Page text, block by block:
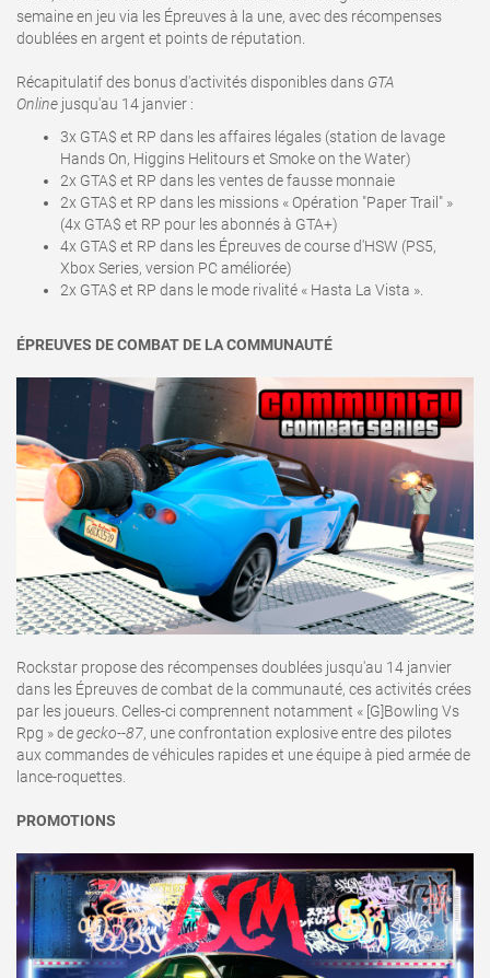
semaine en jeu via les Épreuves à la une, avec des récompenses
doublées en argent et points de réputation.
Récapitulatif des bonus d'activités disponibles dans GTA
Online jusqu'au 14 janvier :
3x GTA$ et RP dans les affaires légales (station de lavage
Hands On, Higgins Helitours et Smoke on the Water)
2x GTA$ et RP dans les ventes de fausse monnaie
2x GTA$ et RP dans les missions « Opération "Paper Trail" »
(4x GTA$ et RP pour les abonnés à GTA+)
4x GTA$ et RP dans les Épreuves de course d'HSW (PS5,
Xbox Series, version PC améliorée)
2x GTA$ et RP dans le mode rivalité « Hasta La Vista ».
ÉPREUVES DE COMBAT DE LA COMMUNAUTÉ
Rockstar propose des récompenses doublées jusqu'au 14 janvier
dans les Épreuves de combat de la communauté, ces activités crées
par les joueurs. Celles-ci comprennent notamment « [G]Bowling Vs
Rpg » degecko--87, une confrontation explosive entre des pilotes
aux commandes de véhicules rapides et une équipe à pied armée de
lance-roquettes.
PROMOTIONS